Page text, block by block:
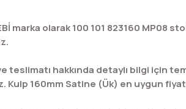
marka olarak 100 101 823160 MP08
teslimatı hakkında detaylı bilgi
Kulp 160mm Satine (Ük) en uygun